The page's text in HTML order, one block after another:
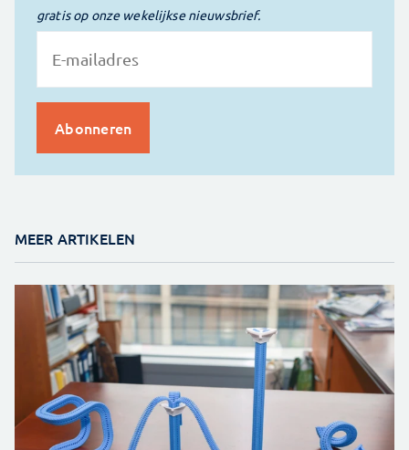
gratis op onze wekelijkse nieuwsbrief.
MEER ARTIKELEN